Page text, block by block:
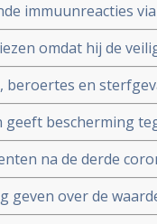
immuunreacties
gecombineerd met
virus en
omdat hij de
nadat
beroertes en
bescherming
6 grote studies
na de derde
geven over de
de darmflora bij